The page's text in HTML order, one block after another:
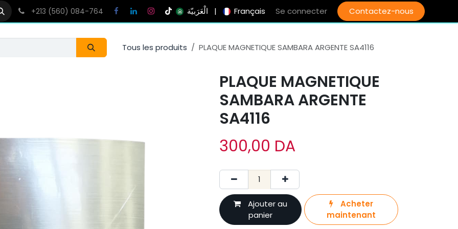
+213 (560) 084-764 الْعَرَبيّة | Français Se connecter Contactez-nous
Tous les produits PLAQUE MAGNETIQUE SAMBARA ARGENTE SA4116
PLAQUE MAGNETIQUE
SAMBARA ARGENTE
SA4116
300,00 DA
Ajouter au
panier
Acheter
maintenant